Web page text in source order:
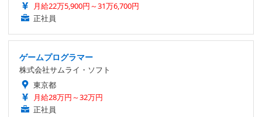
月給22万5,900円～31万6,700円
正社員
ゲームプログラマー
株式会社サムライ・ソフト
東京都
月給28万円～32万円
正社員